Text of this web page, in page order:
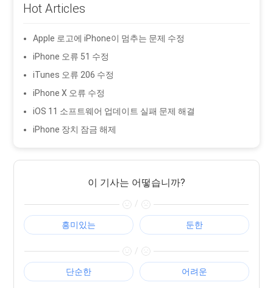
Hot Articles
Apple 로고에 iPhone이 멈추는 문제 수정
iPhone 오류 51 수정
iTunes 오류 206 수정
iPhone X 오류 수정
iOS 11 소프트웨어 업데이트 실패 문제 해결
iPhone 장치 잠금 해제
이 기사는 어떻습니까?
/
흥미있는 둔한
/
단순한 어려운